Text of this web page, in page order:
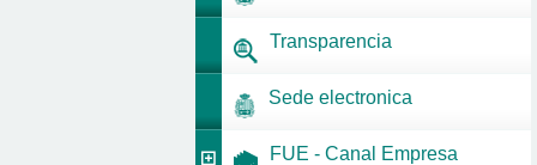
Transparencia
Sede electronica
FUE - Canal Empresa